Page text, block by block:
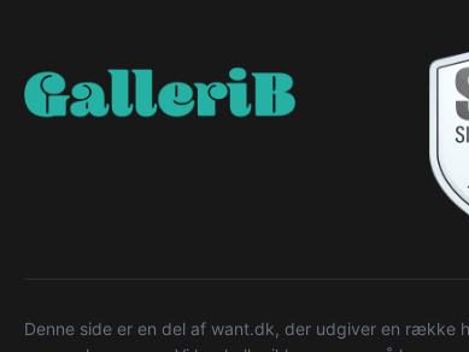
Denne side er en del af want.dk, der udgiver en række